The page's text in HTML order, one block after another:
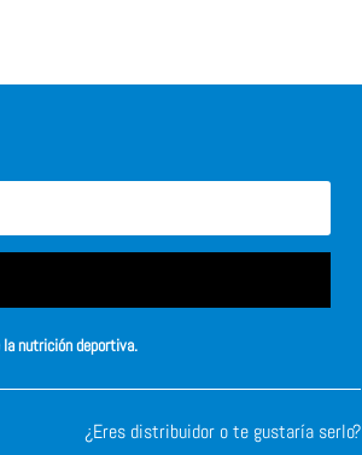
nutrición deportiva.
¿Eres distribuidor o te gustaría serlo?